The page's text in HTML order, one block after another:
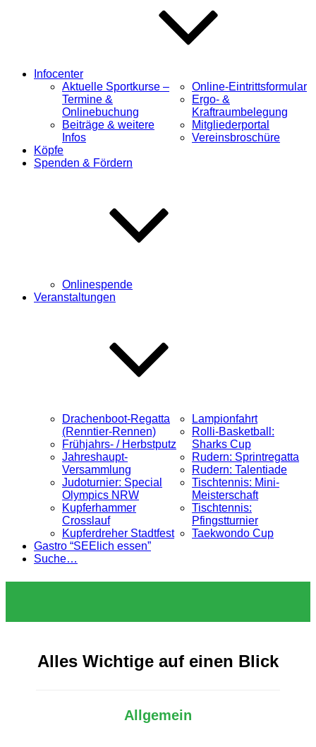
Infocenter
Aktuelle Sportkurse –
Termine &
Onlinebuchung
Beiträge & weitere
Infos
Online-Eintrittsformular
Ergo- &
Kraftraumbelegung
Mitgliederportal
Vereinsbroschüre
Köpfe
Spenden & Fördern
Onlinespende
Veranstaltungen
Drachenboot-Regatta
(Renntier-Rennen)
Frühjahrs- / Herbstputz
Jahreshaupt-
Versammlung
Judoturnier: Special
Olympics NRW
Kupferhammer
Crosslauf
Kupferdreher Stadtfest
Lampionfahrt
Rolli-Basketball:
Sharks Cup
Rudern: Sprintregatta
Rudern: Talentiade
Tischtennis: Mini-
Meisterschaft
Tischtennis:
Pfingstturnier
Taekwondo Cup
Gastro “SEElich essen”
Suche…
Alles Wichtige auf einen Blick
Allgemein